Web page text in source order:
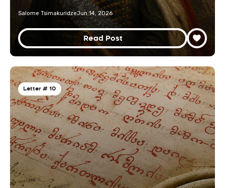
Salome TsimakuridzeJun 14, 2026
Read Post
Letter # 10